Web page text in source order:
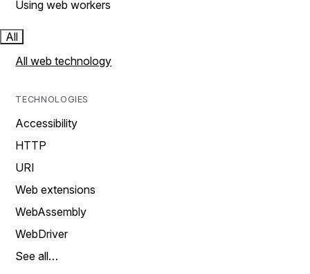
Using web workers
All
All web technology
TECHNOLOGIES
Accessibility
HTTP
URI
Web extensions
WebAssembly
WebDriver
See all…